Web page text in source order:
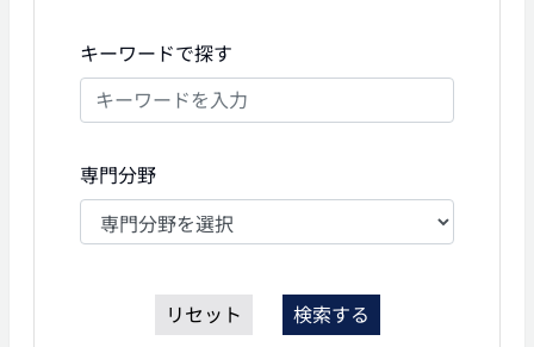
キーワードで探す
専門分野
リセット 検索する